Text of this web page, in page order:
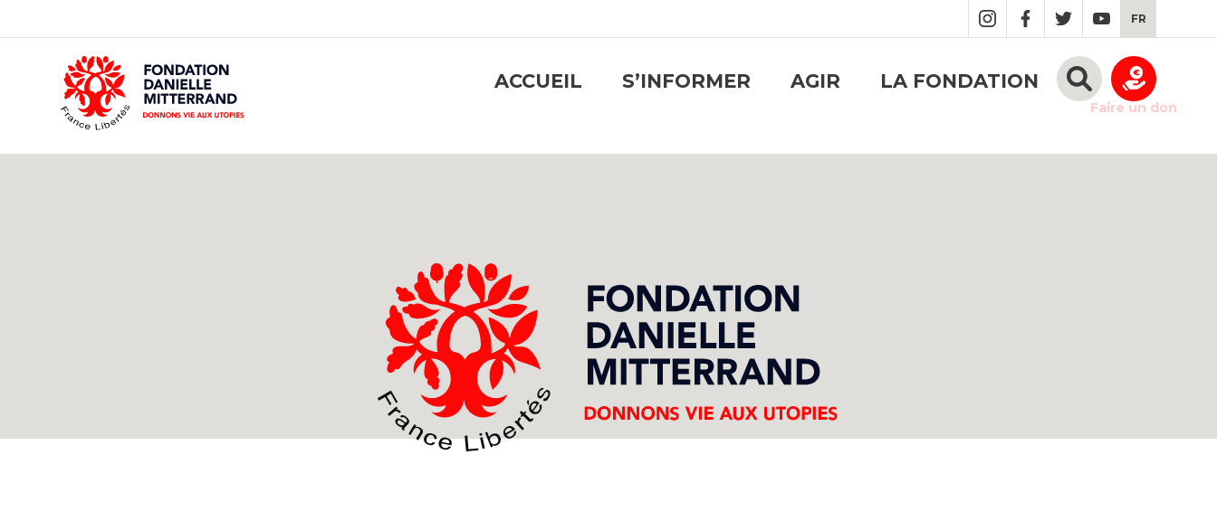
CONTENT
FR
ACCUEIL S’INFORMER AGIR LA FONDATION
Faire un don